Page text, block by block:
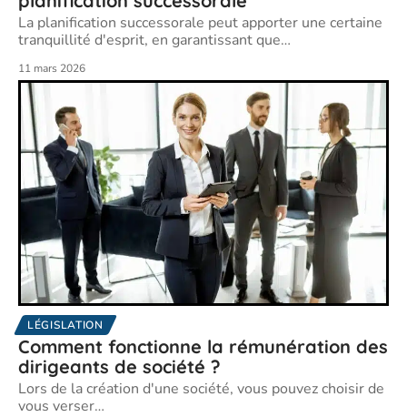
La planification successorale peut apporter une certaine
tranquillité d'esprit, en garantissant que…
11 mars 2026
LÉGISLATION
Comment fonctionne la rémunération des
dirigeants de société ?
Lors de la création d'une société, vous pouvez choisir de
vous verser…